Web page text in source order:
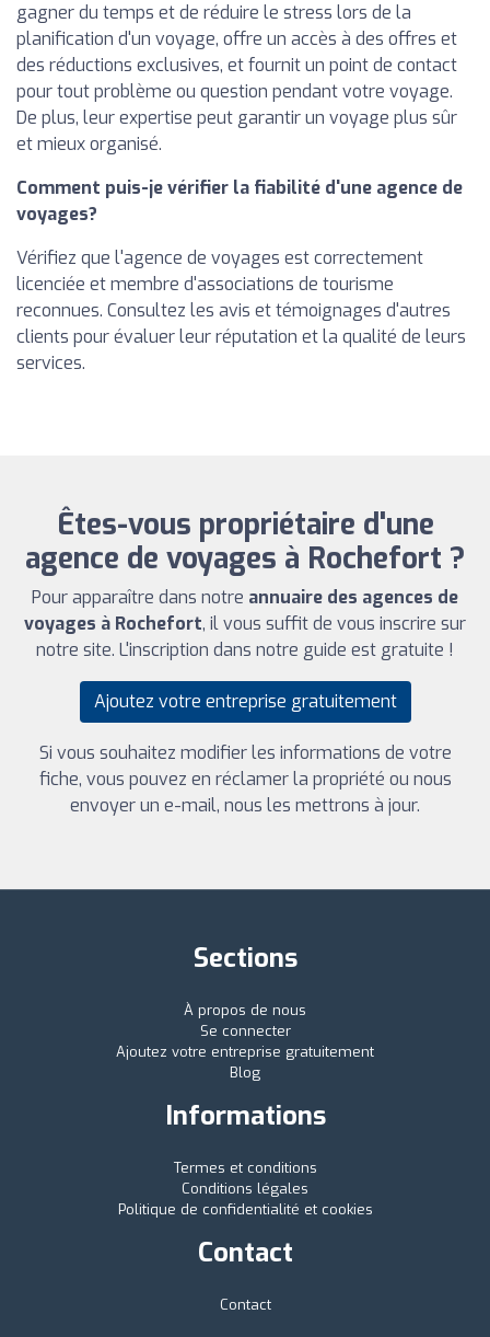
gagner du temps et de réduire le stress lors de la
planification d'un voyage, offre un accès à des offres et
des réductions exclusives, et fournit un point de contact
pour tout problème ou question pendant votre voyage.
De plus, leur expertise peut garantir un voyage plus sûr
et mieux organisé.
Comment puis-je vérifier la fiabilité d'une agence de
voyages?
Vérifiez que l'agence de voyages est correctement
licenciée et membre d'associations de tourisme
reconnues. Consultez les avis et témoignages d'autres
clients pour évaluer leur réputation et la qualité de leurs
services.
Êtes-vous propriétaire d'une
agence de voyages à Rochefort ?
Pour apparaître dans notre annuaire des agences de
voyages à Rochefort, il vous suffit de vous inscrire sur
notre site. L'inscription dans notre guide est gratuite !
Ajoutez votre entreprise gratuitement
Si vous souhaitez modifier les informations de votre
fiche, vous pouvez en réclamer la propriété ou nous
envoyer un e-mail, nous les mettrons à jour.
Sections
À propos de nous
Se connecter
Ajoutez votre entreprise gratuitement
Blog
Informations
Termes et conditions
Conditions légales
Politique de confidentialité et cookies
Contact
Contact